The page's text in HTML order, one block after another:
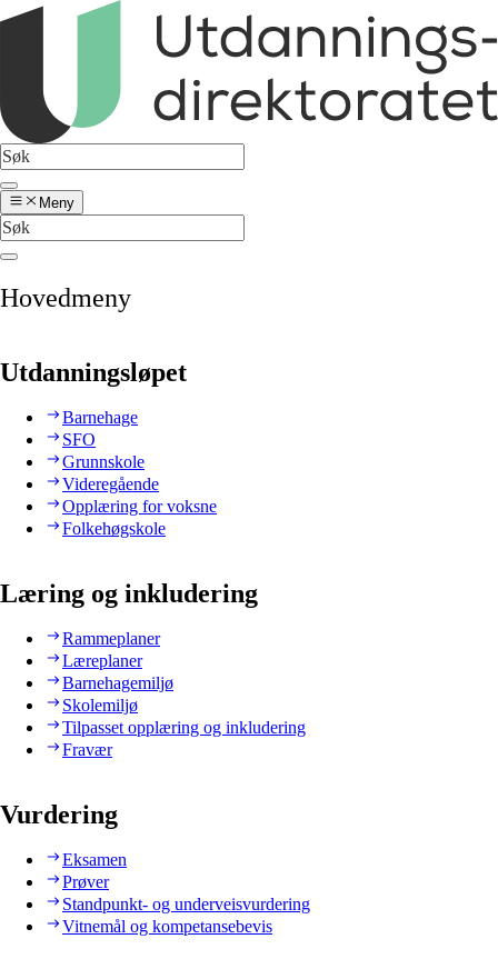
Meny
Hovedmeny
Utdanningsløpet
Barnehage
SFO
Grunnskole
Videregående
Opplæring for voksne
Folkehøgskole
Læring og inkludering
Rammeplaner
Læreplaner
Barnehagemiljø
Skolemiljø
Tilpasset opplæring og inkludering
Fravær
Vurdering
Eksamen
Prøver
Standpunkt- og underveisvurdering
Vitnemål og kompetansebevis